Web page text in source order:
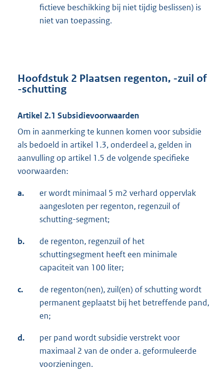
fictieve beschikking bij niet tijdig beslissen) is
niet van toepassing.
Hoofdstuk 2 Plaatsen regenton, -zuil of
-schutting
Artikel 2.1 Subsidievoorwaarden
Om in aanmerking te kunnen komen voor subsidie
als bedoeld in artikel 1.3, onderdeel a, gelden in
aanvulling op artikel 1.5 de volgende specifieke
voorwaarden:
a.
er wordt minimaal 5 m2 verhard oppervlak
aangesloten per regenton, regenzuil of
schutting-segment;
b.
de regenton, regenzuil of het
schuttingsegment heeft een minimale
capaciteit van 100 liter;
c.
de regenton(nen), zuil(en) of schutting wordt
permanent geplaatst bij het betreffende pand,
en;
d.
per pand wordt subsidie verstrekt voor
maximaal 2 van de onder a. geformuleerde
voorzieningen.